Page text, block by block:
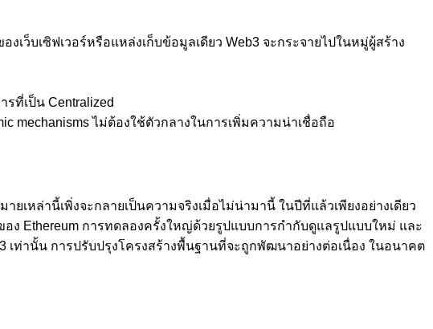
เว็บเซิฟเวอร์หรือแหล่งเก็บข้อมูลเดียว Web3 จะกระจายไปในหมู่ผู้สร้าง
ที่เป็น Centralized
mechanisms ไม่ต้องใช้ตัวกลางในการเพิ่มความน่าเชื่อถือ
หล่านี้เพิ่งจะกลายเป็นความจริงเมื่อไม่น่ามานี้ ในปีที่แล้วเพียงอย่างเดียว
ง Ethereum การทดลองครั้งใหญ่ด้วยรูปแบบการกำกับดูแลรูปแบบใหม่ และ
เท่านั้น การปรับปรุงโครงสร้างพื้นฐานที่จะถูกพัฒนาอย่างต่อเนื่อง ในอนาคต